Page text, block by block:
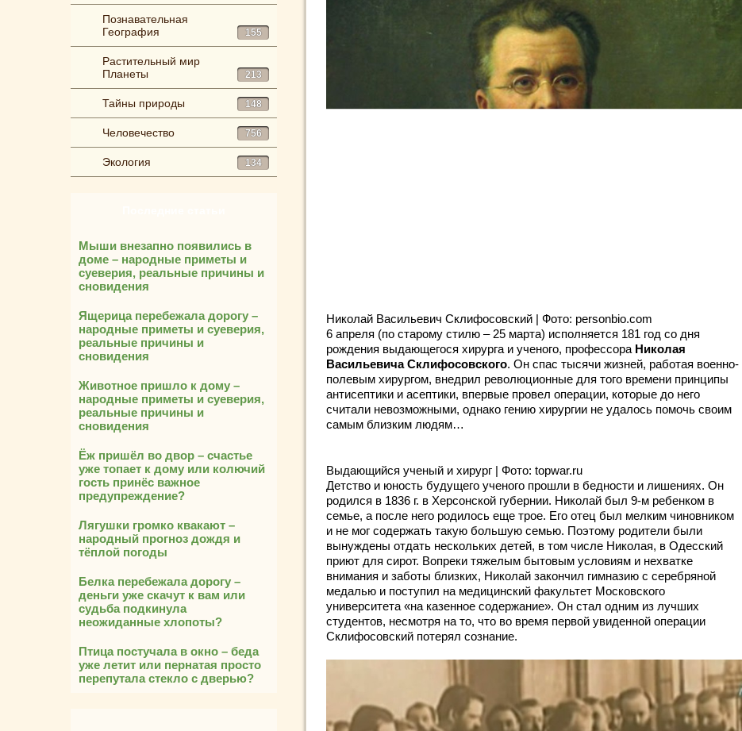
Познавательная
География
155
Растительный мир
Планеты
213
Тайны природы 148
Человечество 756
Экология 134
Мыши внезапно появились в
доме – народные приметы и
суеверия, реальные причины и
сновидения
Ящерица перебежала дорогу –
народные приметы и суеверия,
реальные причины и
сновидения
Животное пришло к дому –
народные приметы и суеверия,
реальные причины и
сновидения
Ёж пришёл во двор – счастье
уже топает к дому или колючий
гость принёс важное
предупреждение?
Лягушки громко квакают –
народный прогноз дождя и
тёплой погоды
Белка перебежала дорогу –
деньги уже скачут к вам или
судьба подкинула
неожиданные хлопоты?
Птица постучала в окно – беда
уже летит или пернатая просто
перепутала стекло с дверью?
Николай Васильевич Склифосовский | Фото: personbio.com
6 апреля (по старому стилю – 25 марта) исполняется 181 год со дня
рождения выдающегося хирурга и ученого, профессора Николая
Васильевича Склифосовского. Он спас тысячи жизней, работая военно-
полевым хирургом, внедрил революционные для того времени принципы
антисептики и асептики, впервые провел операции, которые до него
считали невозможными, однако гению хирургии не удалось помочь своим
самым близким людям…
Выдающийся ученый и хирург | Фото: topwar.ru
Детство и юность будущего ученого прошли в бедности и лишениях. Он
родился в 1836 г. в Херсонской губернии. Николай был 9-м ребенком в
семье, а после него родилось еще трое. Его отец был мелким чиновником
и не мог содержать такую большую семью. Поэтому родители были
вынуждены отдать нескольких детей, в том числе Николая, в Одесский
приют для сирот. Вопреки тяжелым бытовым условиям и нехватке
внимания и заботы близких, Николай закончил гимназию с серебряной
медалью и поступил на медицинский факультет Московского
университета «на казенное содержание». Он стал одним из лучших
студентов, несмотря на то, что во время первой увиденной операции
Склифосовский потерял сознание.